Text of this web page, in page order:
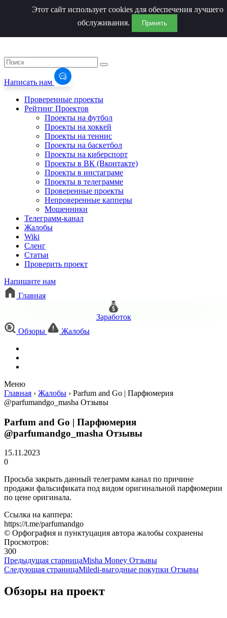
Написать нам
Проверенные проекты
Рейтинг Проектов
Проекты на футбол
Проекты на хоккей
Проекты на теннис
Проекты на баскетбол
Проекты на киберспорт
Проекты в ВК (Вконтакте)
Проекты в инстаграме
Проекты в телеграмме
Проверенные проекты
Непроверенные капперы
Мошенники
Телеграмм-канал
Жалобы
Wiki
Сленг
Статьи
Проверить проект
Напишите нам
Главная
Заработок
Обзоры
Жалобы
Меню
Этот сайт использует cookies для обеспечения лучшего
обслуживания.
Принять
Главная › Жалобы › Parfum and Go | Парфюмерия
@parfumandgo_masha Отзывы
Parfum and Go | Парфюмерия
@parfumandgo_masha Отзывы
15.11.2023
0
Просьба закрыть данный телеграмм канал по причине
продажи фальсификата под видом оригинальной парфюмерии
по цене оригинала.
Ссылка на каппера:
https://t.me/parfumandgo
© Орфография и пунктуцация автора жалобы сохранены
Просмотров:
300
Предыдущая старницаMisha Money Отзывы
Следующая страницаMiledi-выгодные покупки Отзывы
Обзоры на проект